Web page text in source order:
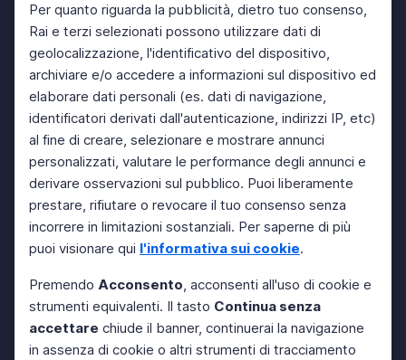
Per quanto riguarda la pubblicità, dietro tuo consenso,
Rai e terzi selezionati possono utilizzare dati di
geolocalizzazione, l'identificativo del dispositivo,
archiviare e/o accedere a informazioni sul dispositivo ed
elaborare dati personali (es. dati di navigazione,
identificatori derivati dall'autenticazione, indirizzi IP, etc)
al fine di creare, selezionare e mostrare annunci
personalizzati, valutare le performance degli annunci e
derivare osservazioni sul pubblico. Puoi liberamente
prestare, rifiutare o revocare il tuo consenso senza
incorrere in limitazioni sostanziali. Per saperne di più
puoi visionare qui l'informativa sui cookie.
Premendo Acconsento, acconsenti all'uso di cookie e
strumenti equivalenti. Il tasto Continua senza
accettare chiude il banner, continuerai la navigazione
in assenza di cookie o altri strumenti di tracciamento